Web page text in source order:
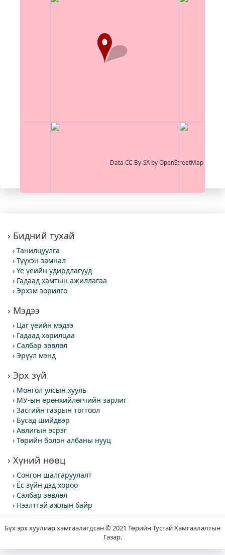
Data CC-By-SA by OpenStreetMap
Бидний тухай
Танилцуулга
Түүхэн замнал
Үе үеийн удирдлагууд
Гадаад хамтын ажиллагаа
Эрхэм зорилго
Мэдээ
Цаг үеийн мэдээ
Гадаад харилцаа
Салбар зөвлөл
Эрүүл мэнд
Эрх зүй
Монгол улсын хууль
МУ-ын ерөнхийлөгчийн зарлиг
Засгийн газрын тогтоол
Бусад шийдвэр
Авлигын эсрэг
Төрийн болон албаны нууц
Хүний нөөц
Сонгон шалгаруулалт
Ёс зүйн дэд хороо
Салбар зөвлөл
Нээлттэй ажлын байр
Бүх эрх хуулиар хамгаалагдсан © 2021 Төрийн Тусгай Хамгаалалтын
Газар.